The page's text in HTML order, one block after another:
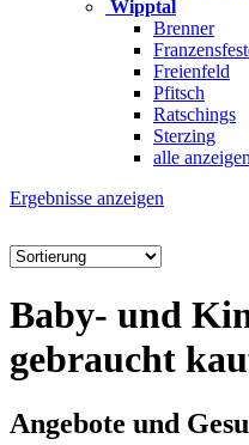
Wipptal
Brenner
Freienfeld
Pfitsch
Ratschings
Sterzing
alle anzeigen
Ergebnisse anzeigen
Baby- und
gebraucht
Angebote und